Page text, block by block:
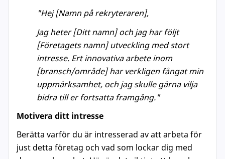
"Hej [Namn på rekryteraren],
Jag heter [Ditt namn] och jag har följt
[Företagets namn] utveckling med stort
intresse. Ert innovativa arbete inom
[bransch/område] har verkligen fångat min
uppmärksamhet, och jag skulle gärna vilja
bidra till er fortsatta framgång."
Motivera ditt intresse
Berätta varför du är intresserad av att arbeta för
just detta företag och vad som lockar dig med